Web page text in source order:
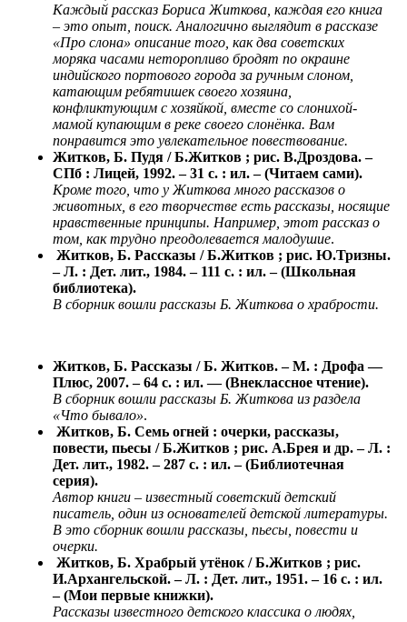
Каждый рассказ Бориса Житкова, каждая его книга
– это опыт, поиск. Аналогично выглядит в рассказе
«Про слона» описание того, как два советских
моряка часами неторопливо бродят по окраине
индийского портового города за ручным слоном,
катающим ребятишек своего хозяина,
конфликтующим с хозяйкой, вместе со слонихой-
мамой купающим в реке своего слонёнка. Вам
понравится это увлекательное повествование.
Житков, Б. Пудя / Б.Житков ; рис. В.Дроздова. –
СПб : Лицей, 1992. – 31 с. : ил. – (Читаем сами).
Кроме того, что у Житкова много рассказов о
животных, в его творчестве есть рассказы, носящие
нравственные принципы. Например, этот рассказ о
том, как трудно преодолевается малодушие.
Житков, Б. Рассказы / Б.Житков ; рис. Ю.Тризны.
– Л. : Дет. лит., 1984. – 111 с. : ил. – (Школьная
библиотека).
В сборник вошли рассказы Б. Житкова о храбрости.
Житков, Б. Рассказы / Б. Житков. – М. : Дрофа —
Плюс, 2007. – 64 с. : ил. — (Внеклассное чтение).
В сборник вошли рассказы Б. Житкова из раздела
«Что бывало».
Житков, Б. Семь огней : очерки, рассказы,
повести, пьесы / Б.Житков ; рис. А.Брея и др. – Л. :
Дет. лит., 1982. – 287 с. : ил. – (Библиотечная
серия).
Автор книги – известный советский детский
писатель, один из основателей детской литературы.
В это сборник вошли рассказы, пьесы, повести и
очерки.
Житков, Б. Храбрый утёнок / Б.Житков ; рис.
И.Архангельской. – Л. : Дет. лит., 1951. – 16 с. : ил.
– (Мои первые книжки).
Рассказы известного детского классика о людях,